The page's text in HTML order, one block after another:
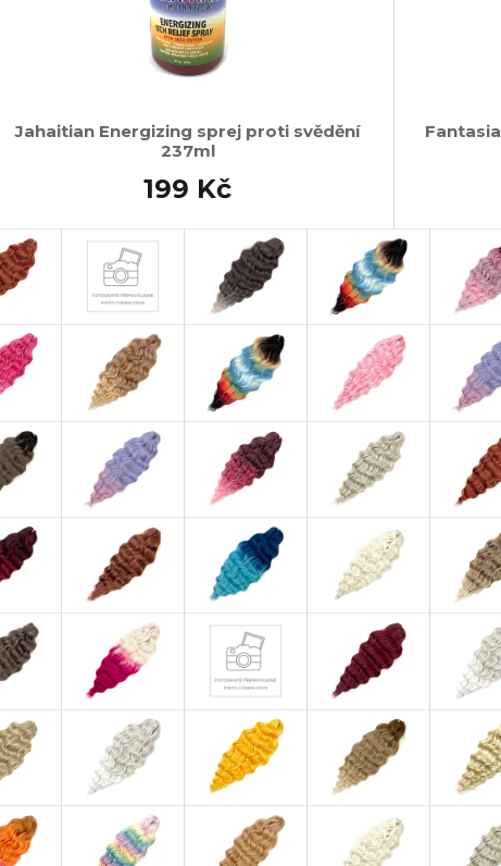
Jahaitian Energizing sprej proti svědění
237ml
199 Kč